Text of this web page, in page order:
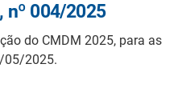
nº 004/2025
do CMDM 2025, para as
05/2025.